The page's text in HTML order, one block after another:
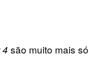
4 são muito mais